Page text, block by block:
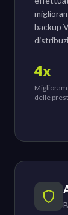
backup
4x
delle